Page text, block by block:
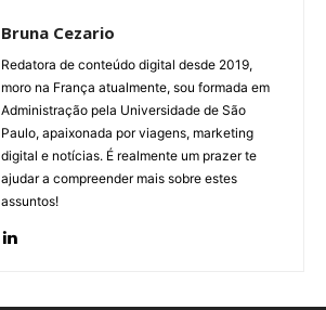
Bruna Cezario
Redatora de conteúdo digital desde 2019,
moro na França atualmente, sou formada em
Administração pela Universidade de São
Paulo, apaixonada por viagens, marketing
digital e notícias. É realmente um prazer te
ajudar a compreender mais sobre estes
assuntos!